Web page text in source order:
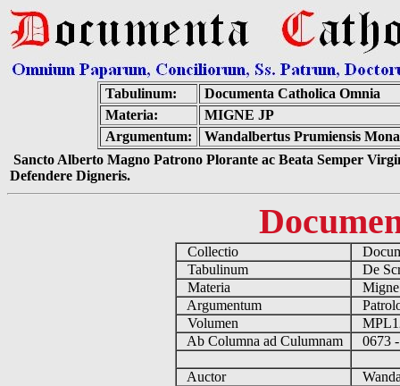
Tabulinum:
Documenta Catholica Omnia
Materia:
MIGNE JP
Argumentum:
Wandalbertus Prumiensis
Sancto Alberto Magno Patrono Plorante ac Beata Semper
Defendere Digneris.
Collectio
Tabulinum
De
Materia
Argumentum
Volumen
Ab Columna ad Culumnam
0673
Auctor